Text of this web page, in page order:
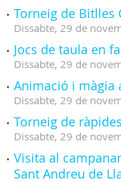
Torneig de Bitlles
Dissabte, 29 de
Jocs de taula en
Dissabte, 29 de
Animació i màgia
Dissabte, 29 de
Torneig de
Dissabte, 29 de
Visita al
Sant Andreu de